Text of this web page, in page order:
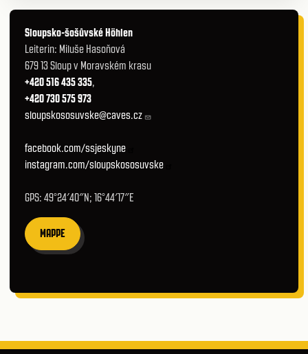
Sloupsko-šošůvské Höhlen
Leiterin: Miluše Hasoňová
679 13 Sloup v Moravském krasu
+420 516 435 335,
+420 730 575 973
sloupskososuvske@caves.cz
facebook.com/ssjeskyne
instagram.com/sloupskososuvske
GPS: 49°24′40″N; 16°44′17″E
MAPPE